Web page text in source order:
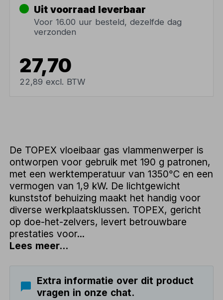
Uit voorraad leverbaar
Voor 16.00 uur besteld, dezelfde dag
verzonden
27,70
22,89 excl. BTW
De TOPEX vloeibaar gas vlammenwerper is
ontworpen voor gebruik met 190 g patronen,
met een werktemperatuur van 1350℃ en een
vermogen van 1,9 kW. De lichtgewicht
kunststof behuizing maakt het handig voor
diverse werkplaatsklussen. TOPEX, gericht
op doe-het-zelvers, levert betrouwbare
prestaties voor...
Lees meer...
Extra informatie over dit product
vragen in onze chat.